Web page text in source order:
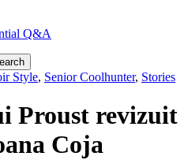
Q&A
Style, Senior Coolhunter, Stories
Proust revizuit
Coja